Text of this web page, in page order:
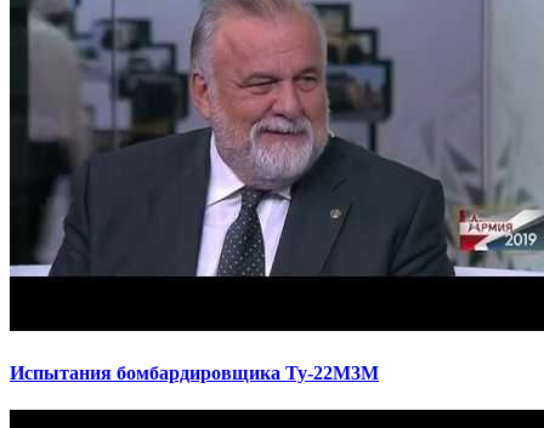
Испытания бомбардировщика Ту-22М3М